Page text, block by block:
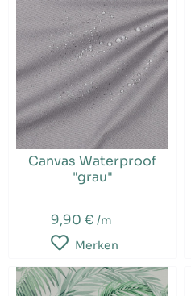
Canvas Waterproof
"grau"
9,90 € /m
Merken